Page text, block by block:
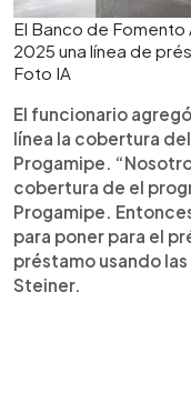
El Banco de
2025 una línea de
Foto IA
El funcionario
línea la cobertura
Progamipe.
cobertura de el
Progamipe.
para poner para el
préstamo usando
Steiner.